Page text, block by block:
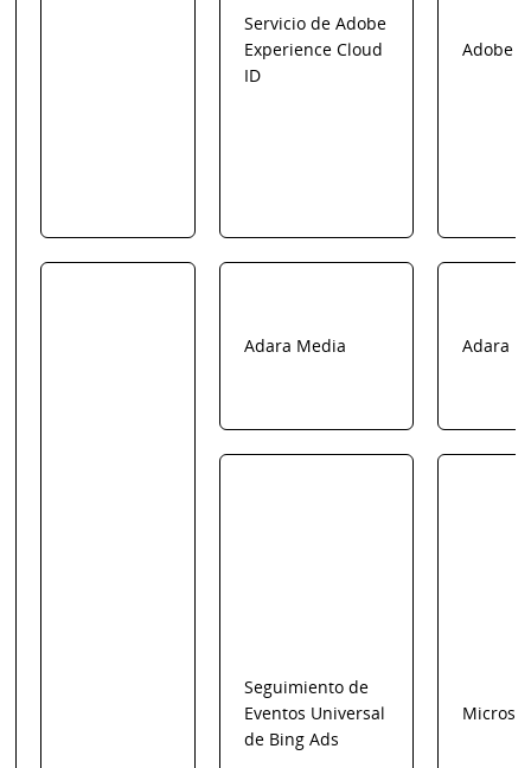
Servicio de Adobe
Experience Cloud
ID
Adobe
Adara Media Adara
Seguimiento de
Eventos Universal
de Bing Ads